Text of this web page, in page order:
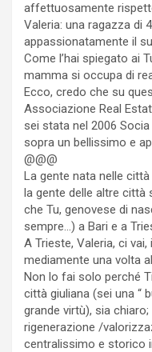
affettuosamente
Valeria: una ragazza di
appassionatamente il
Come l’hai spiegato ai
mamma si occupa di
Ecco, credo che su
Associazione Real
sei stata nel 2006
sopra un bellissimo e
@@@
La gente nata nelle
la gente delle altre città
che Tu, genovese di
sempre…) a Bari e a
A Trieste, Valeria, ci
mediamente una volta
Non lo fai solo perché
città giuliana (sei una “
grande virtù), sia
rigenerazione /
centralissimo e storico